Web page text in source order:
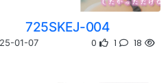
725SKEJ-004
01-07 0 1 18